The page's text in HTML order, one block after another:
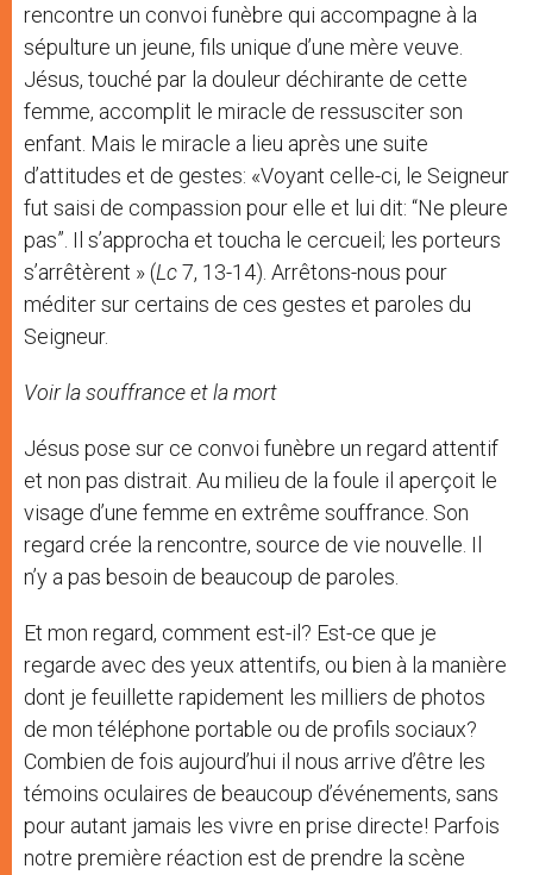
rencontre un convoi funèbre qui accompagne à la
sépulture un jeune, fils unique d’une mère veuve.
Jésus, touché par la douleur déchirante de cette
femme, accomplit le miracle de ressusciter son
enfant. Mais le miracle a lieu après une suite
d’attitudes et de gestes: «Voyant celle-ci, le Seigneur
fut saisi de compassion pour elle et lui dit: “Ne pleure
pas”. Il s’approcha et toucha le cercueil; les porteurs
s’arrêtèrent » (Lc7, 13-14). Arrêtons-nous pour
méditer sur certains de ces gestes et paroles du
Seigneur.
Voir la souffrance et la mort
Jésus pose sur ce convoi funèbre un regard attentif
et non pas distrait. Au milieu de la foule il aperçoit le
visage d’une femme en extrême souffrance. Son
regard crée la rencontre, source de vie nouvelle. Il
n’y a pas besoin de beaucoup de paroles.
Et mon regard, comment est-il? Est-ce que je
regarde avec des yeux attentifs, ou bien à la manière
dont je feuillette rapidement les milliers de photos
de mon téléphone portable ou de profils sociaux?
Combien de fois aujourd’hui il nous arrive d’être les
témoins oculaires de beaucoup d’événements, sans
pour autant jamais les vivre en prise directe! Parfois
notre première réaction est de prendre la scène